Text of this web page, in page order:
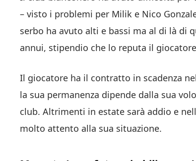
– visto i problemi per Milik e Nico
serbo ha avuto alti e bassi ma al di là di
annui, stipendio che lo reputa il
Il giocatore ha il contratto in scadenza
la sua permanenza dipende dalla sua
club. Altrimenti in estate sarà addio e
molto attento alla sua situazione.